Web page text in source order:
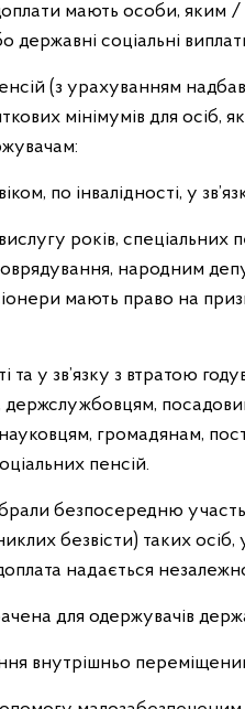
мають особи, яким /
державні соціальні
(з урахуванням
мінімумів для осіб,
по інвалідності, у
років,
народним
мають право на
та у зв’язку з втратою
держслужбовцям,
громадянам,
пенсій.
безпосередню
безвісти) таких осіб,
надається незалежно
для одержувачів
внутрішньо